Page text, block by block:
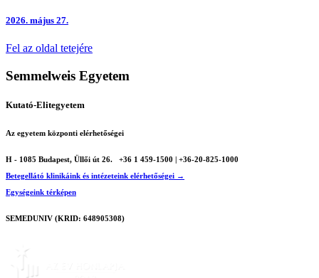
2026. május 27.
Fel az oldal tetejére
Semmelweis Egyetem
Kutató-Elitegyetem
Az egyetem központi elérhetőségei
H - 1085 Budapest, Üllői út 26.
+36 1 459-1500 | +36-20-825-1000
Betegellátó klinikáink és intézeteink elérhetőségei →
Egységeink térképen
SEMEDUNIV (KRID: 648905308)